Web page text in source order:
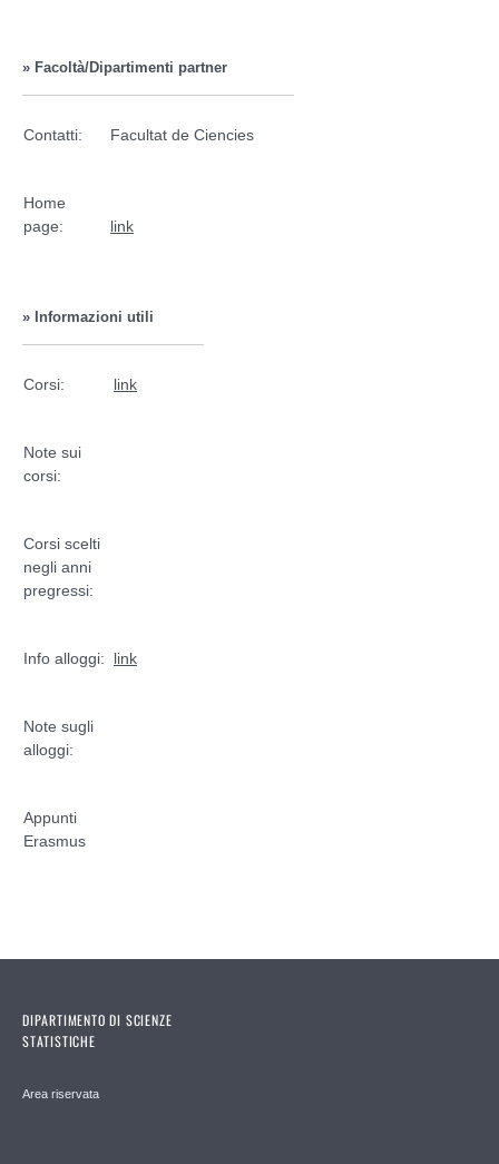
» Facoltà/Dipartimenti partner
Contatti: Facultat de Ciencies
Home
page:
link
» Informazioni utili
Corsi: link
Note sui
corsi:
Corsi scelti
negli anni
pregressi:
Info alloggi: link
Note sugli
alloggi:
Appunti
Erasmus
DIPARTIMENTO DI SCIENZE
STATISTICHE
Area riservata